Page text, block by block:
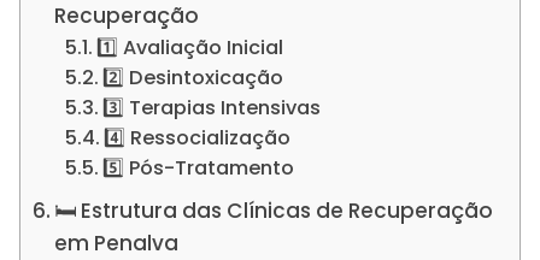
Recuperação
1️⃣ Avaliação Inicial
2️⃣ Desintoxicação
3️⃣ Terapias Intensivas
4️⃣ Ressocialização
5️⃣ Pós-Tratamento
🛏️ Estrutura das Clínicas de Recuperação
em Penalva